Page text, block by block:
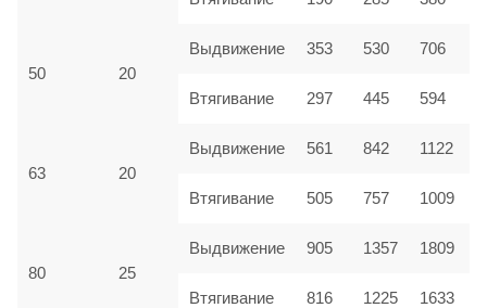
50 20
Выдвижение 353 530 706
Втягивание 297 445 594
63 20
Выдвижение 561 842 1122
Втягивание 505 757 1009
80 25
Выдвижение 905 1357 1809
Втягивание 816 1225 1633